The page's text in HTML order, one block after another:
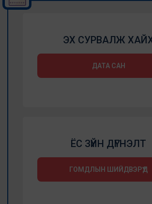
ЭХ СУРВАЛЖ
ДАТА САН
ЁС ЗҮЙН ДҮГНЭЛТ
ГОМДЛЫН ШИЙДВЭРҮҮД